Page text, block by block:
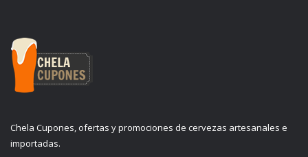
Chela Cupones, ofertas y promociones de cervezas artesanales e
importadas.